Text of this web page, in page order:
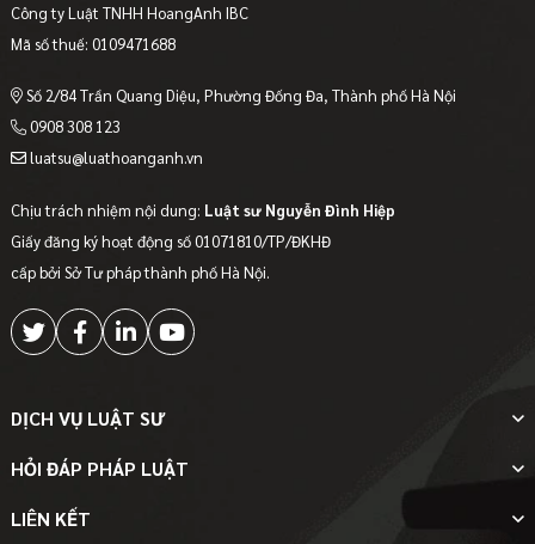
Công ty Luật TNHH HoangAnh IBC
Mã số thuế: 0109471688
Số 2/84 Trần Quang Diệu, Phường Đống Đa, Thành phố Hà Nội
0908 308 123
luatsu@luathoanganh.vn
Chịu trách nhiệm nội dung: Luật sư Nguyễn Đình Hiệp
Giấy đăng ký hoạt động số 01071810/TP/ĐKHĐ
cấp bởi Sở Tư pháp thành phố Hà Nội.
DỊCH VỤ LUẬT SƯ
HỎI ĐÁP PHÁP LUẬT
LIÊN KẾT